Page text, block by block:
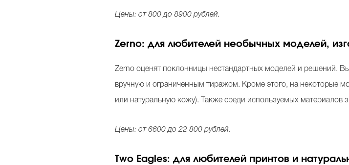
Цены: от 800 до 8900 рублей.
Zerno: для любителей необычных моделей,
Zerno оценят поклонницы нестандартных моделей и решений.
вручную и ограниченным тиражом. Кроме этого, на некоторые
или натуральную кожу). Также среди используемых материалов
Цены: от 6600 до 22 800 рублей.
Two Eagles: для любителей принтов и